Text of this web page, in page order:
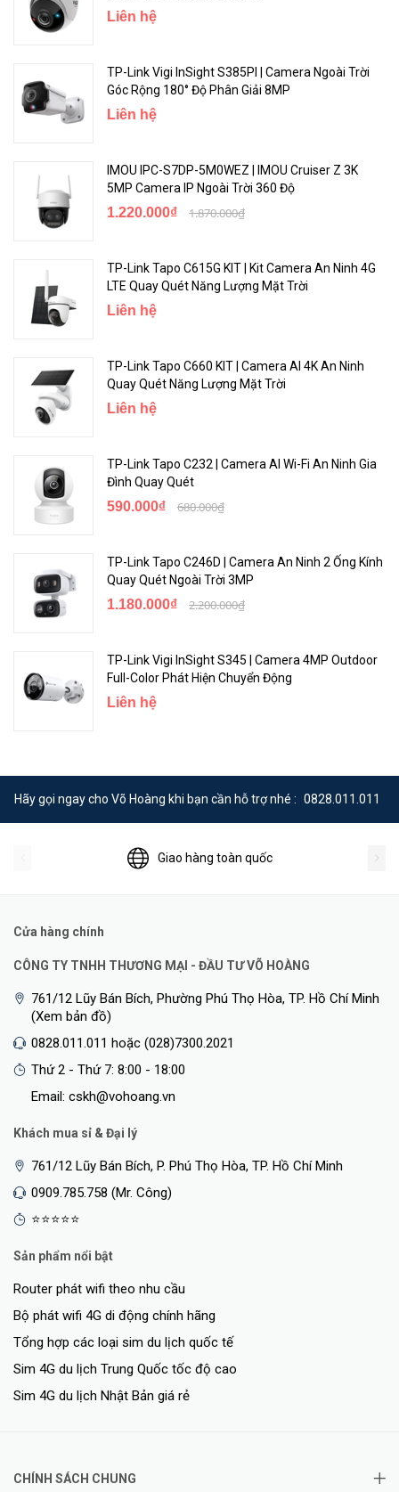
Liên hệ
TP-Link Vigi InSight S385PI | Camera Ngoài Trời
Góc Rộng 180° Độ Phân Giải 8MP
Liên hệ
IMOU IPC-S7DP-5M0WEZ | IMOU Cruiser Z 3K
5MP Camera IP Ngoài Trời 360 Độ
1.220.000₫ 1.870.000₫
TP-Link Tapo C615G KIT | Kit Camera An Ninh 4G
LTE Quay Quét Năng Lượng Mặt Trời
Liên hệ
TP-Link Tapo C660 KIT | Camera AI 4K An Ninh
Quay Quét Năng Lượng Mặt Trời
Liên hệ
TP-Link Tapo C232 | Camera AI Wi-Fi An Ninh Gia
Đình Quay Quét
590.000₫ 680.000₫
TP-Link Tapo C246D | Camera An Ninh 2 Ống Kính
Quay Quét Ngoài Trời 3MP
1.180.000₫ 2.200.000₫
TP-Link Vigi InSight S345 | Camera 4MP Outdoor
Full-Color Phát Hiện Chuyển Động
Liên hệ
Hãy gọi ngay cho Võ Hoàng khi bạn cần hỗ trợ nhé : 0828.011.011
Giao hàng toàn quốc
Cửa hàng chính
CÔNG TY TNHH THƯƠNG MẠI - ĐẦU TƯ VÕ HOÀNG
761/12 Lũy Bán Bích, Phường Phú Thọ Hòa, TP. Hồ Chí Minh
(Xem bản đồ)
0828.011.011 hoặc (028)7300.2021
Thứ 2 - Thứ 7: 8:00 - 18:00
Email: cskh@vohoang.vn
Khách mua sỉ & Đại lý
761/12 Lũy Bán Bích, P. Phú Thọ Hòa, TP. Hồ Chí Minh
0909.785.758 (Mr. Công)
⭐⭐⭐⭐⭐
Sản phẩm nổi bật
Router phát wifi theo nhu cầu
Bộ phát wifi 4G di động chính hãng
Tổng hợp các loại sim du lịch quốc tế
Sim 4G du lịch Trung Quốc tốc độ cao
Sim 4G du lịch Nhật Bản giá rẻ
CHÍNH SÁCH CHUNG